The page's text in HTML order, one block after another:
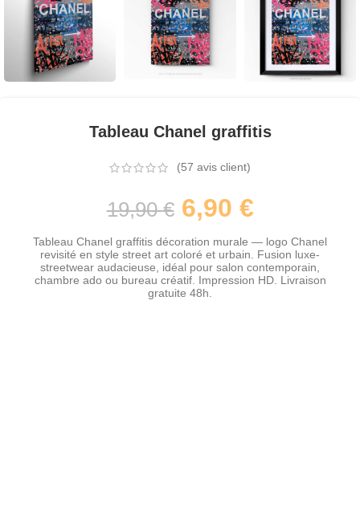
Tableau Chanel graffitis
(57 avis client)
19,90€ 6,90 €
Tableau Chanel graffitis décoration murale — logo Chanel
revisité en style street art coloré et urbain. Fusion luxe-
streetwear audacieuse, idéal pour salon contemporain,
chambre ado ou bureau créatif. Impression HD. Livraison
gratuite 48h.